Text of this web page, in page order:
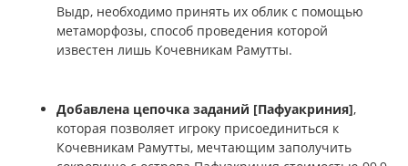
Выдр, необходимо принять их облик с помощью
метаморфозы, способ проведения которой
известен лишь Кочевникам Рамутты.
Добавлена цепочка заданий [Пафуакриния],
которая позволяет игроку присоединиться к
Кочевникам Рамутты, мечтающим заполучить